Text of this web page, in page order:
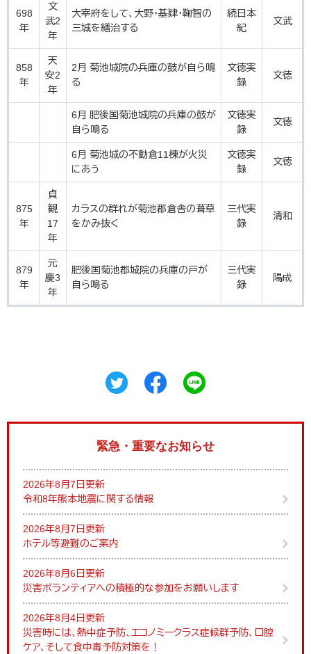
698
年
文
武2
年
大宰府をして、大野・基肄・鞠智の
三城を繕治する
続日本
紀
文武
858
年
天
安2
年
2月 菊池城院の兵庫の鼓が自ら鳴
る
文徳実
録
文徳
6月 肥後国菊池城院の兵庫の鼓が
自ら鳴る
文徳実
録
文徳
6月 菊池城の不動倉11棟が火災
にあう
文徳実
録
文徳
875
年
貞
観
17
年
カラスの群れが菊池郡倉舎の葺草
をかみ抜く
三代実
録
清和
879
年
元
慶3
年
肥後国菊池郡城院の兵庫の戸が
自ら鳴る
三代実
録
陽成
緊急・重要なお知らせ
2026年8月7日更新
令和8年熊本地震に関する情報
2026年8月7日更新
ホテル等避難のご案内
2026年8月6日更新
災害ボランティアへの積極的な参加をお願いします
2026年8月4日更新
災害時には、熱中症予防、エコノミークラス症候群予防、口腔
ケア、そして食中毒予防対策を！